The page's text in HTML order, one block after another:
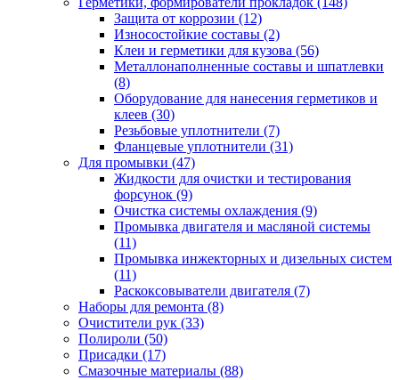
Защита от коррозии (12)
Износостойкие составы (2)
Клеи и герметики для кузова (56)
Металлонаполненные составы и шпатлевки
(8)
Оборудование для нанесения герметиков и
клеев (30)
Резьбовые уплотнители (7)
Фланцевые уплотнители (31)
Для промывки (47)
Жидкости для очистки и тестирования
форсунок (9)
Очистка системы охлаждения (9)
Промывка двигателя и масляной системы
(11)
Промывка инжекторных и дизельных систем
(11)
Раскоксовыватели двигателя (7)
Наборы для ремонта (8)
Очистители рук (33)
Полироли (50)
Присадки (17)
Смазочные материалы (88)